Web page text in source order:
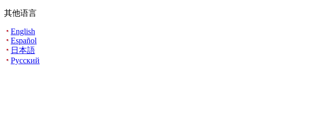
其他语言
English
Español
日本語
Русский